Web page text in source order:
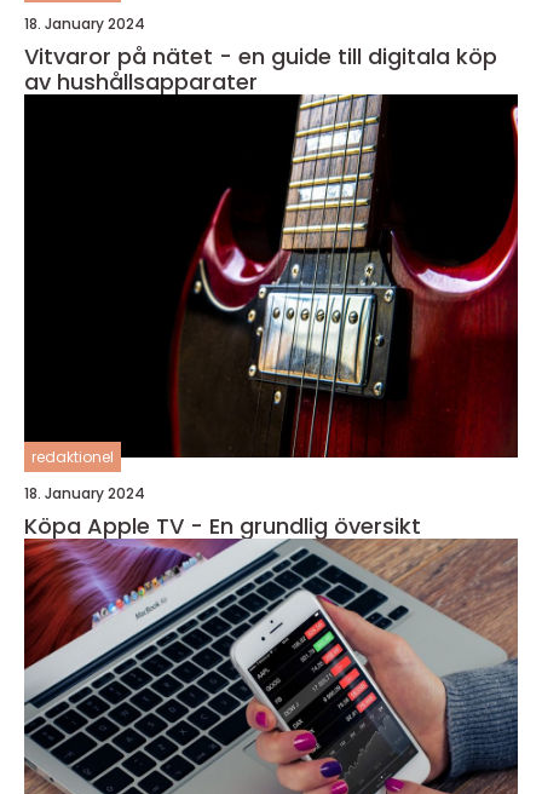
18. January 2024
Vitvaror på nätet - en guide till digitala köp
av hushållsapparater
redaktionel
18. January 2024
Köpa Apple TV - En grundlig översikt